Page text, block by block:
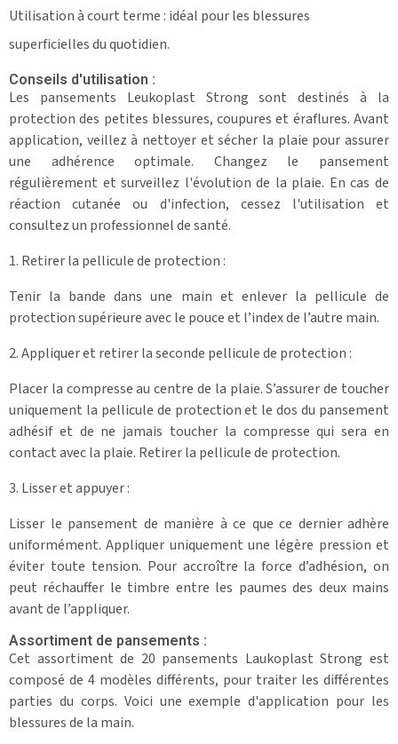
Utilisation à court terme : idéal pour les blessures
superficielles du quotidien.
Conseils d'utilisation :
Les pansements Leukoplast Strong sont destinés à la
protection des petites blessures, coupures et éraflures. Avant
application, veillez à nettoyer et sécher la plaie pour assurer
une adhérence optimale. Changez le pansement
régulièrement et surveillez l'évolution de la plaie. En cas de
réaction cutanée ou d'infection, cessez l'utilisation et
consultez un professionnel de santé.
1. Retirer la pellicule de protection :
Tenir la bande dans une main et enlever la pellicule de
protection supérieure avec le pouce et l’index de l’autre main.
2. Appliquer et retirer la seconde pellicule de protection :
Placer la compresse au centre de la plaie. S’assurer de toucher
uniquement la pellicule de protection et le dos du pansement
adhésif et de ne jamais toucher la compresse qui sera en
contact avec la plaie. Retirer la pellicule de protection.
3. Lisser et appuyer :
Lisser le pansement de manière à ce que ce dernier adhère
uniformément. Appliquer uniquement une légère pression et
éviter toute tension. Pour accroître la force d’adhésion, on
peut réchauffer le timbre entre les paumes des deux mains
avant de l’appliquer.
Assortiment de pansements :
Cet assortiment de 20 pansements Laukoplast Strong est
composé de 4 modèles différents, pour traiter les différentes
parties du corps. Voici une exemple d'application pour les
blessures de la main.